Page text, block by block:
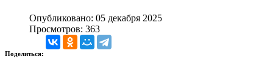
Опубликовано: 05 декабря 2025
Просмотров: 363
Поделиться: